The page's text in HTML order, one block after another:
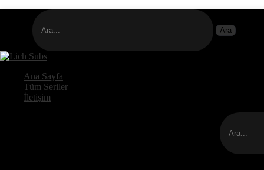
Ana Sayfa
Tüm Seriler
İletişim